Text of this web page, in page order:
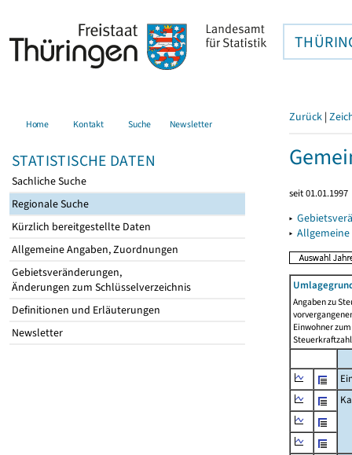
Home Kontakt Suche Newsletter
STATISTISCHE DATEN
Sachliche Suche
Regionale Suche
Kürzlich bereitgestellte Daten
Allgemeine Angaben, Zuordnungen
Gebietsveränderungen,
Änderungen zum Schlüsselverzeichnis
Definitionen und Erläuterungen
Newsletter
Zurück |
seit 01.01.1997
▸
▸
Angaben zu
Einwohner